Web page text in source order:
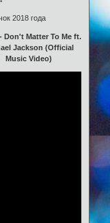
2018 года
Don't Matter To Me ft.
Jackson (Official
Music Video)